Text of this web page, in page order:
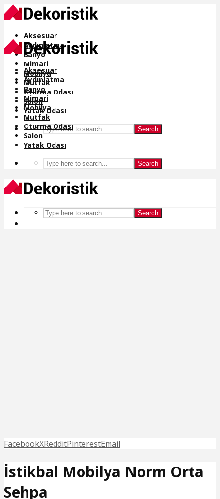
Aksesuar
Aydınlatma
Banyo
Mimari
Mobilya
Mutfak
Oturma Odası
Salon
Yatak Odası
Search
Aksesuar
Aydınlatma
Banyo
Mimari
Mobilya
Mutfak
Oturma Odası
Salon
Yatak Odası
Search
Search
FacebookXRedditPinterestEmail
İstikbal Mobilya Norm Orta
Sehpa